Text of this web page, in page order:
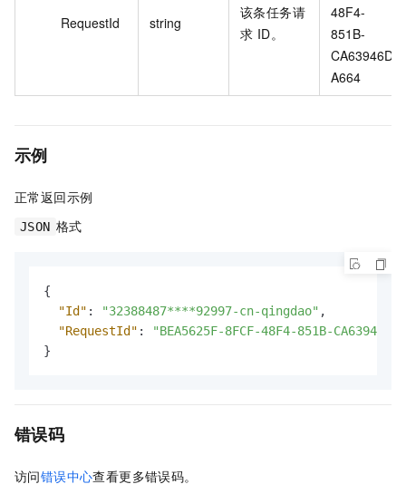
RequestId string
该条任务请
求 ID。
48F4-
851B-
CA63946D
A664
示例
正常返回示例
JSON 格式
{
"Id" : "32388487****92997-cn-qingdao" ,
"RequestId" :
"BEA5625F-8FCF-48F4-851B-
}
错误码
访问错误中心查看更多错误码。